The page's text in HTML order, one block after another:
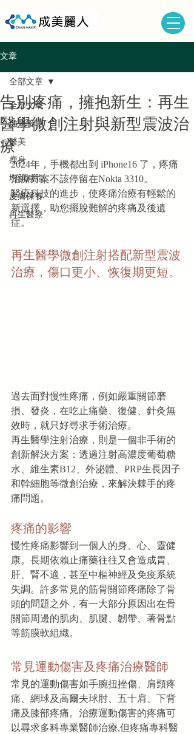
文章
全部文章
健康管理
醫美
瘦身
增肌減脂
皮膚保養
再生醫療
全部文章
告別疼痛，擁抱新生：再生
醫學微創注射與新型震波治
療
2024年，手機都出到 iPhone16 了，疼痛
治療方案不該停留在Nokia 3310。
醫療科技的進步，使疼痛治療有輕鬆的
新選擇，助您擺脫難解的疼痛及後遺
症。
再生醫學微創注射搭配新型震波
治療，傷口更小、恢復期更短。
過去面對慢性疼痛，例如嚴重關節磨
損、發炎，在吃止痛藥、復健、針灸無
效時，就只好尋求手術治療。
再生醫學注射治療，則是一個非手術的
創新解決方案：透過注射高濃度葡萄糖
水、維生素B12、外泌體、PRP生長因子
和幹細胞等微創治療，來解決棘手的疼
痛問題。
疼痛的影響
慢性疼痛影響到一個人的身、心、靈健
康。長期依賴止痛藥往往又會造成胃、
肝、腎不適，甚至中樞神經及免疫系統
失調。許多常見的筋骨關節疼痛除了骨
頭的問題之外，有一大部分原因出在骨
關節周邊的肌肉、肌腱、韌帶、著骨點
等筋膜軟組織。
常見運動傷害及疼痛治療醫師
常見的運動傷害如手腕扭挫傷、肩頸疼
痛、網球及高爾夫球肘、五十肩、下背
痛及膝部疼痛。治療運動傷害的疼痛可
以尋求多科專業醫師治療,但疼痛專科醫